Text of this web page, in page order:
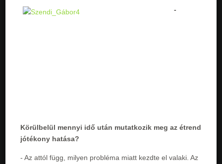
-
Körülbelül mennyi idő után mutatkozik meg az étrend
jótékony hatása?
- Az attól függ, milyen probléma miatt kezdte el valaki. Az